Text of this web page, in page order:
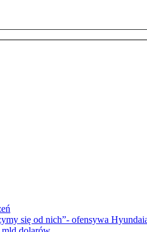
się od nich”- ofensywa